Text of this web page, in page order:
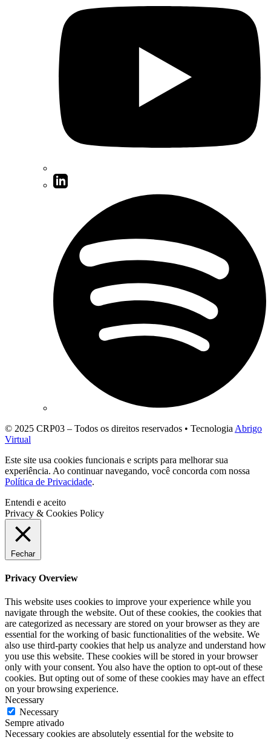
© 2025 CRP03 – Todos os direitos reservados • Tecnologia Abrigo
Virtual
Este site usa cookies funcionais e scripts para melhorar sua
experiência. Ao continuar navegando, você concorda com nossa
Política de Privacidade.
Entendi e aceito
Privacy & Cookies Policy
Fechar
Privacy Overview
This website uses cookies to improve your experience while you
navigate through the website. Out of these cookies, the cookies that
are categorized as necessary are stored on your browser as they are
essential for the working of basic functionalities of the website. We
also use third-party cookies that help us analyze and understand how
you use this website. These cookies will be stored in your browser
only with your consent. You also have the option to opt-out of these
cookies. But opting out of some of these cookies may have an effect
on your browsing experience.
Necessary
Necessary
Sempre ativado
Necessary cookies are absolutely essential for the website to